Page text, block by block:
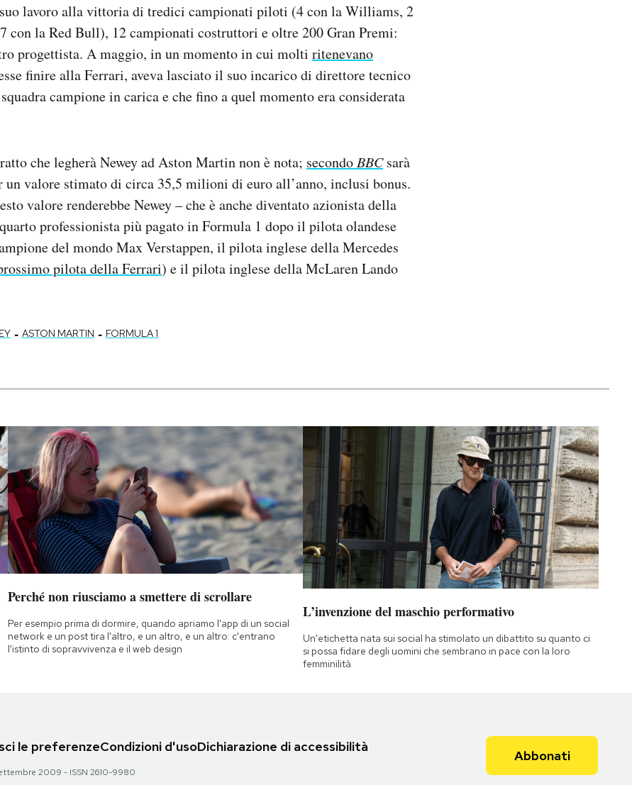
lavoro alla vittoria di tredici campionati piloti (4 con la Williams, 2
con la Red Bull), 12 campionati costruttori e oltre 200 Gran Premi:
progettista. A maggio, in un momento in cui molti ritenevano
finire alla Ferrari, aveva lasciato il suo incarico di direttore tecnico
campione in carica e che fino a quel momento era considerata
che legherà Newey ad Aston Martin non è nota; secondo BBCsarà
un valore stimato di circa 35,5 milioni di euro all’anno, inclusi bonus.
valore renderebbe Newey – che è anche diventato azionista della
professionista più pagato in Formula 1 dopo il pilota olandese
del mondo Max Verstappen, il pilota inglese della Mercedes
pilota della Ferrari) e il pilota inglese della McLaren Lando
- ASTON MARTIN - FORMULA 1
Perché non riusciamo a smettere di scrollare
Per esempio prima di dormire, quando apriamo l'app di un social
network e un post tira l'altro, e un altro, e un altro: c'entrano
l'istinto di sopravvivenza e il web design
L’invenzione del maschio performativo
Un'etichetta nata sui social ha stimolato un dibattito su quanto ci
si possa fidare degli uomini che sembrano in pace con la loro
femminilità
le preferenzeCondizioni d'usoDichiarazione di accessibilità
2009 - ISSN 2610-9980
Abbonati